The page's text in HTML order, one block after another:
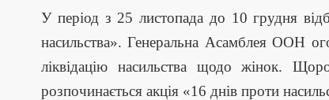
У період з 25 листопада до 10 грудня
насильства». Генеральна Асамблея ООН
ліквідацію насильства щодо жінок.
розпочинається акція «16 днів проти